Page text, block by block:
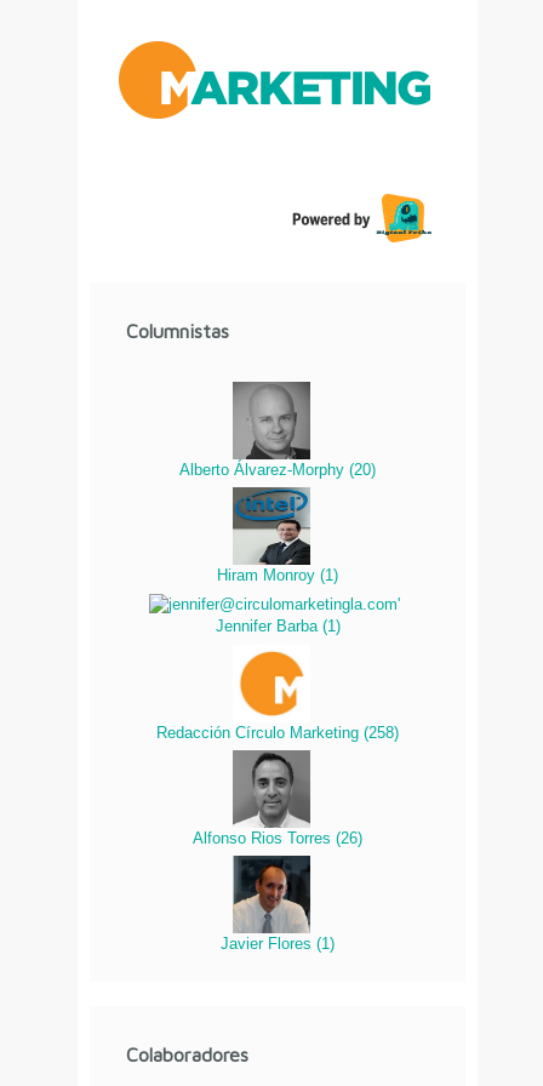
Columnistas
Alberto Álvarez-Morphy (20)
Hiram Monroy (1)
Jennifer Barba (1)
Redacción Círculo Marketing (258)
Alfonso Rios Torres (26)
Javier Flores (1 )
Colaboradores